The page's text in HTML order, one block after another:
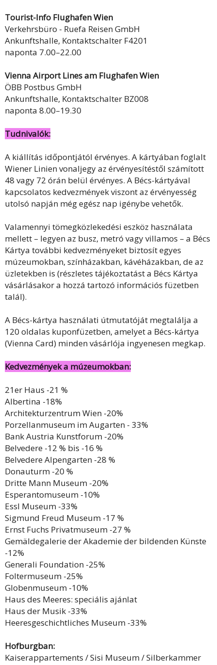
Tourist-Info Flughafen Wien
Verkehrsbüro - Ruefa Reisen GmbH
Ankunftshalle, Kontaktschalter F4201
naponta 7.00–22.00
Vienna Airport Lines am Flughafen Wien
ÖBB Postbus GmbH
Ankunftshalle, Kontaktschalter BZ008
naponta 8.00–19.30
Tudnivalók:
A kiállítás időpontjától érvényes. A kártyában foglalt
Wiener Linien vonaljegy az érvényesítéstől számított
48 vagy 72 órán belül érvényes. A Bécs-kártyával
kapcsolatos kedvezmények viszont az érvényesség
utolsó napján még egész nap igénybe vehetők.
Valamennyi tömegközlekedési eszköz használata
mellett – legyen az busz, metró vagy villamos – a Bécs
Kártya további kedvezményeket biztosít egyes
múzeumokban, színházakban, kávéházakban, de az
üzletekben is (részletes tájékoztatást a Bécs Kártya
vásárlásakor a hozzá tartozó információs füzetben
talál).
A Bécs-kártya használati útmutatóját megtalálja a
120 oldalas kuponfüzetben, amelyet a Bécs-kártya
(Vienna Card) minden vásárlója ingyenesen megkap.
Kedvezmények a múzeumokban:
21er Haus -21 %
Albertina -18%
Architekturzentrum Wien -20%
Porzellanmuseum im Augarten - 33%
Bank Austria Kunstforum -20%
Belvedere -12 % bis -16 %
Belvedere Alpengarten -28 %
Donauturm -20 %
Dritte Mann Museum -20%
Esperantomuseum -10%
Essl Museum -33%
Sigmund Freud Museum -17 %
Ernst Fuchs Privatmuseum -27 %
Gemäldegalerie der Akademie der bildenden Künste
-12%
Generali Foundation -25%
Foltermuseum -25%
Globenmuseum -10%
Haus des Meeres: speciális ajánlat
Haus der Musik -33%
Heeresgeschichtliches Museum -33%
Hofburgban:
Kaiserappartements / Sisi Museum / Silberkammer